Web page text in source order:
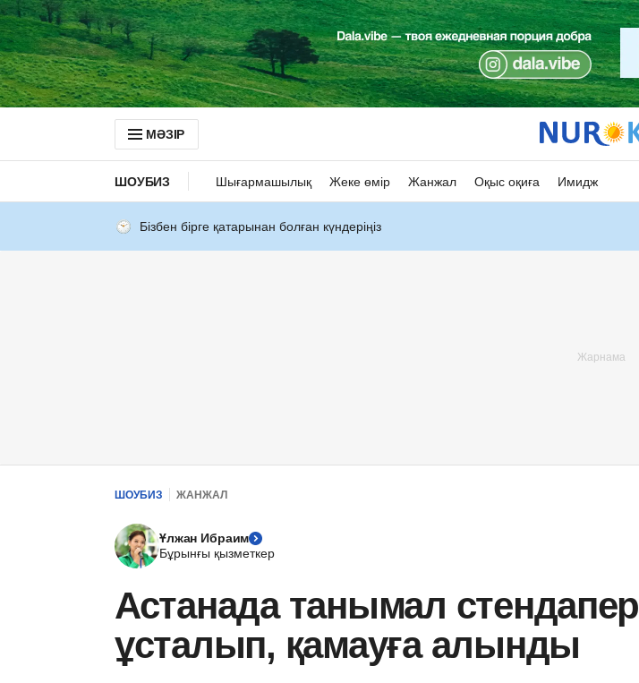
МӘЗІР
ШОУБИЗ Шығармашылық Жеке өмір Жанжал Оқыс оқиға Имидж
Бізбен бірге қатарынан болған күндеріңіз
ШОУБИЗ ЖАНЖАЛ
Ұлжан Ибраим
Бұрынғы қызметкер
Астанада танымал стендапер
ұсталып, қамауға алынды